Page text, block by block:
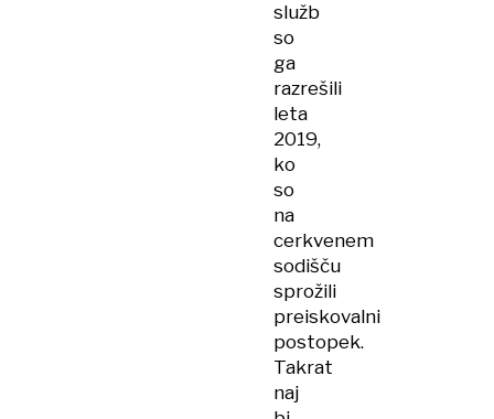
služb
so
ga
razrešili
leta
2019,
ko
so
na
cerkvenem
sodišču
sprožili
preiskovalni
postopek.
Takrat
naj